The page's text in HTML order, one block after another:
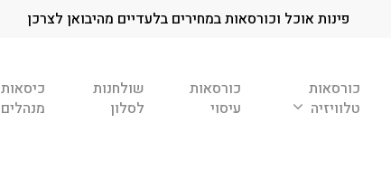
פינות אוכל וכורסאות במחירים בלעדיים מהיבואן לצרכן
כורסאות
טלוויזיה
כורסאות
עיסוי
שולחנות
לסלון
כיסאות
מנהלים